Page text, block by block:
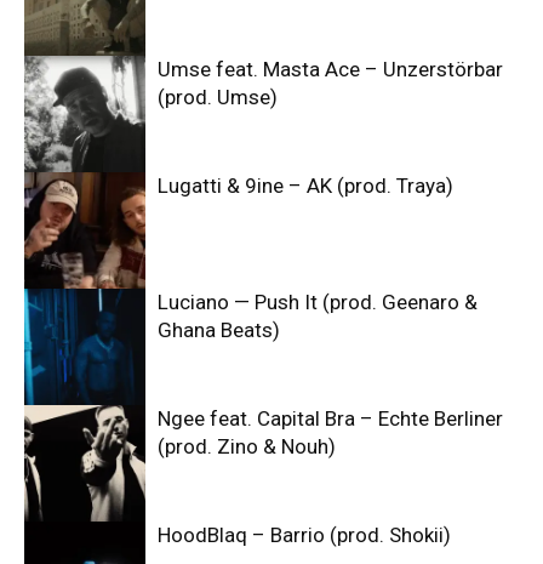
Umse feat. Masta Ace – Unzerstörbar
(prod. Umse)
Lugatti & 9ine – AK (prod. Traya)
Luciano — Push It (prod. Geenaro &
Ghana Beats)
Ngee feat. Capital Bra – Echte Berliner
(prod. Zino & Nouh)
HoodBlaq – Barrio (prod. Shokii)